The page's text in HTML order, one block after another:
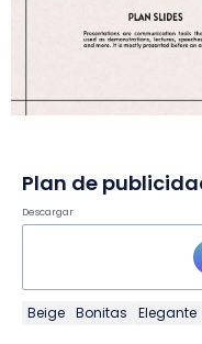
Descargar
Beige Bonitas Elegante